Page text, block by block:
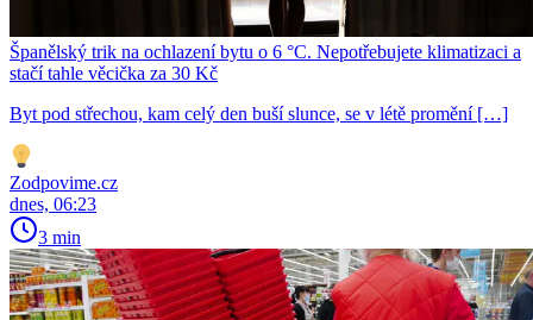
Španělský trik na ochlazení bytu o 6 °C. Nepotřebujete klimatizaci a
stačí tahle věcička za 30 Kč
Byt pod střechou, kam celý den buší slunce, se v létě promění […]
Zodpovime.cz
dnes, 06:23
3 min